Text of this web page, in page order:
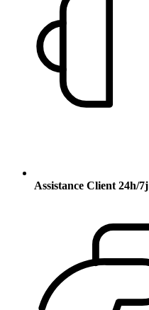
Assistance Client 24h/7j